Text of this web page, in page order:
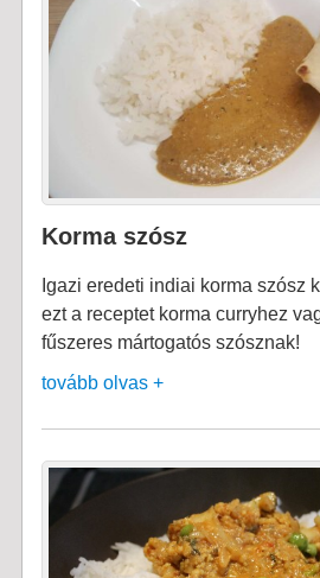
Korma szósz
Igazi eredeti indiai korma szósz
ezt a receptet korma curryhez
fűszeres mártogatós szósznak!
tovább olvas +